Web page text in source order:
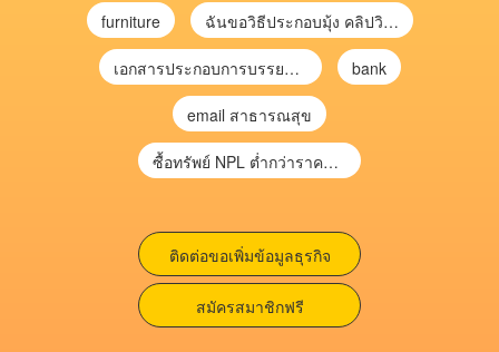
furniture ฉันขอวิธีประกอบมุ้ง คลิปวิดีโอ การประกอบมุ้ง
เอกสารประกอบการบรรยาย การประเมินความเสี่ยงเพื่อวางแผนการตรวจสอบ \ bank
email สาธารณสุข
ซื้อทรัพย์ NPL ต่ำกว่าราคาตลาด 30-70% แบบไม่ต้องไปประมูล”
ติดต่อขอเพิ่มข้อมูลธุรกิจ
สมัครสมาชิกฟรี